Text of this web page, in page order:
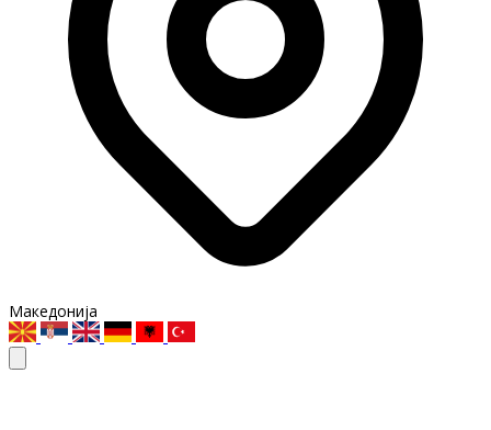
Македонија